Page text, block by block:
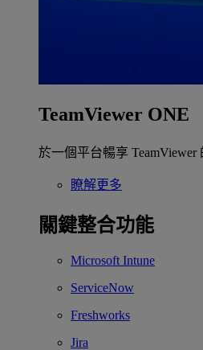
TeamViewer ONE
於一個平台暢享 TeamViewer
瞭解更多
關鍵整合功能
Microsoft Intune
ServiceNow
Freshworks
Jira